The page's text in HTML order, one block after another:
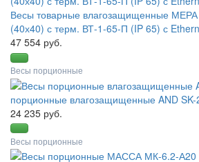
Весы товарные влагозащищенные
(40х40) с терм. ВТ-1-65-П (IP 65) с
47 554 руб.
Весы порционные
порционные влагозащищенные AND SK-
24 235 руб.
Весы порционные